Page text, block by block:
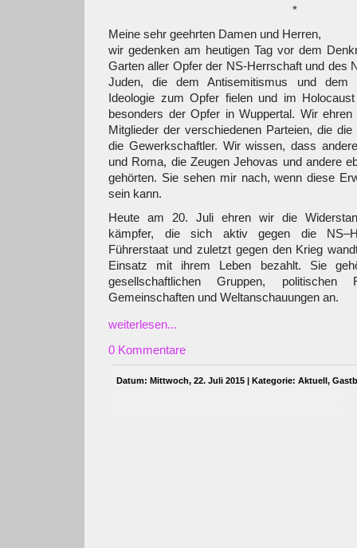
*
Meine sehr geehrten Damen und Herren,
wir gedenken am heutigen Tag vor dem
Garten aller Opfer der NS-Herrschaft und des
Juden, die dem Antisemitismus und dem
Ideologie zum Opfer fielen und im
besonders der Opfer in Wuppertal. Wir ehren
Mitglieder der verschiedenen Parteien, die
die Gewerkschaftler. Wir wissen, dass
und Roma, die Zeugen Jehovas und andere
gehörten. Sie sehen mir nach, wenn diese
sein kann.
Heute am 20. Juli ehren wir die
kämpfer, die sich aktiv gegen die
Führerstaat und zuletzt gegen den Krieg
Einsatz mit ihrem Leben bezahlt. Sie
gesellschaftlichen Gruppen, politischen
Gemeinschaften und Weltanschauungen an.
weiterlesen...
0 Kommentare
Datum: Mittwoch, 22. Juli 2015 | Kategorie: Aktuell,